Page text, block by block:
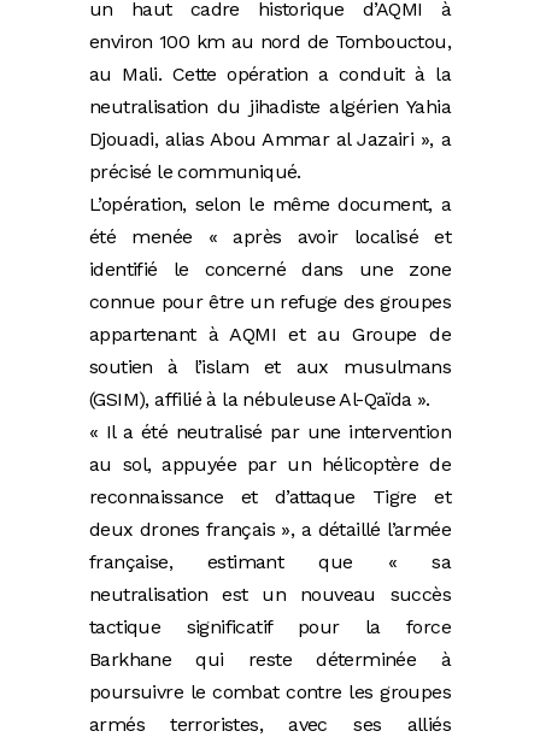
un haut cadre historique d’AQMI à
environ 100 km au nord de Tombouctou,
au Mali. Cette opération a conduit à la
neutralisation du jihadiste algérien Yahia
Djouadi, alias Abou Ammar al Jazairi », a
précisé le communiqué.
L’opération, selon le même document, a
été menée « après avoir localisé et
identifié le concerné dans une zone
connue pour être un refuge des groupes
appartenant à AQMI et au Groupe de
soutien à l’islam et aux musulmans
(GSIM), affilié à la nébuleuse Al-Qaïda ».
« Il a été neutralisé par une intervention
au sol, appuyée par un hélicoptère de
reconnaissance et d’attaque Tigre et
deux drones français », a détaillé l’armée
française, estimant que « sa
neutralisation est un nouveau succès
tactique significatif pour la force
Barkhane qui reste déterminée à
poursuivre le combat contre les groupes
armés terroristes, avec ses alliés